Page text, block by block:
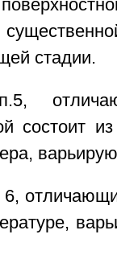
стадии.
состоит